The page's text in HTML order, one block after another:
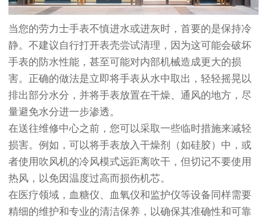
当您的劳力士手表不慎进水或进灰时，首要的是保持冷
静。不建议自行打开表壳尝试清理，因为这可能会破坏
手表的防水性能，甚至可能对内部机械造成更大的损
害。正确的做法是立即将手表从水中取出，轻轻摇晃以
排出部分水分，并将手表放置在干燥、通风的地方，尽
量避免水分进一步渗透。
在送往维修中心之前，您可以采取一些临时措施来减轻
损害。例如，可以将手表放入干燥剂（如硅胶）中，或
者使用吹风机的冷风模式远距离吹干，但切记不要使用
热风，以免因温度过高而损伤机芯。
在医疗领域，血糖仪、血氧仪和监护仪等设备同样需要
精细的维护和专业的清洁保养，以确保其准确性和可靠